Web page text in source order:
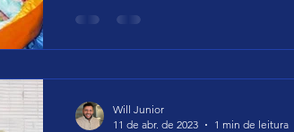
Will Junior
11 de abr. de 2023
1 min de leitura